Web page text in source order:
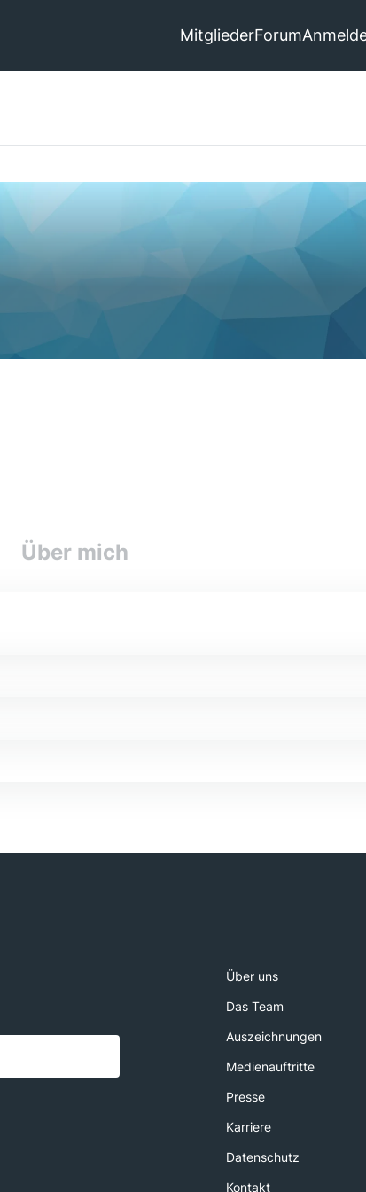
MitgliederForum
Über mich
Über uns
Das Team
Auszeichnungen
Medienauftritte
Presse
Karriere
Datenschutz
Kontakt